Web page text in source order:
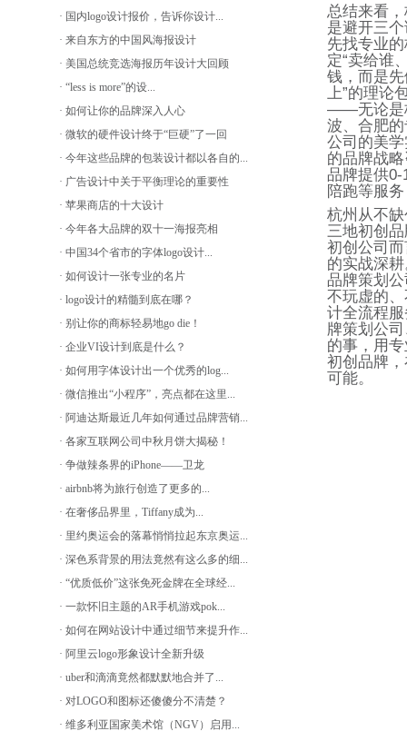
· 国内logo设计报价，告诉你设计...
· 来自东方的中国风海报设计
· 美国总统竞选海报历年设计大回顾
· “less is more”的设...
· 如何让你的品牌深入人心
· 微软的硬件设计终于“巨硬”了一回
· 今年这些品牌的包装设计都以各自的...
· 广告设计中关于平衡理论的重要性
· 苹果商店的十大设计
· 今年各大品牌的双十一海报亮相
· 中国34个省市的字体logo设计...
· 如何设计一张专业的名片
· logo设计的精髓到底在哪？
· 别让你的商标轻易地go die！
· 企业VI设计到底是什么？
· 如何用字体设计出一个优秀的log...
· 微信推出“小程序”，亮点都在这里...
· 阿迪达斯最近几年如何通过品牌营销...
· 各家互联网公司中秋月饼大揭秘！
· 争做辣条界的iPhone——卫龙
· airbnb将为旅行创造了更多的...
· 在奢侈品界里，Tiffany成为...
· 里约奥运会的落幕悄悄拉起东京奥运...
· 深色系背景的用法竟然有这么多的细...
· “优质低价”这张免死金牌在全球经...
· 一款怀旧主题的AR手机游戏pok...
· 如何在网站设计中通过细节来提升作...
· 阿里云logo形象设计全新升级
· uber和滴滴竟然都默默地合并了...
· 对LOGO和图标还傻傻分不清楚？
· 维多利亚国家美术馆（NGV）启用...
总结来看
是避开三
先找专业
定“卖给谁
钱，而是
上”的理论
——无论
波、合肥
公司的美
的品牌战
品牌提供0-
陪跑等服
杭州从不
三地初创
初创公司
的实战深
品牌策划
不玩虚的
计全流程
牌策划公
的事，用
初创品牌
可能。